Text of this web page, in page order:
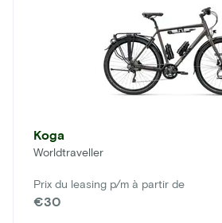
Koga
Worldtraveller
Prix du leasing p/m à partir de
€30